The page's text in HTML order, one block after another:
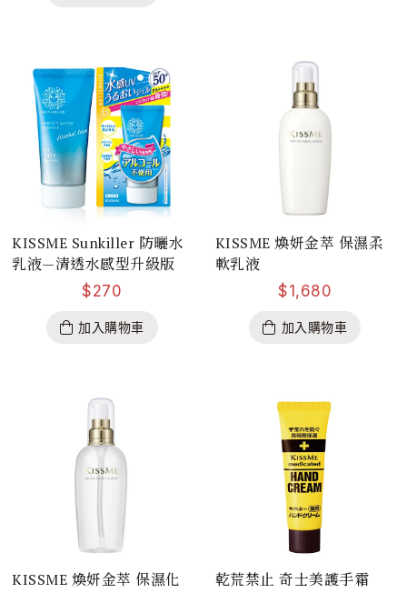
KISSME Sunkiller 防曬水
乳液—清透水感型升級版
$270
加入購物車
KISSME 煥妍金萃 保濕柔
軟乳液
$1,680
加入購物車
KISSME 煥妍金萃 保濕化
乾荒禁止 奇士美護手霜